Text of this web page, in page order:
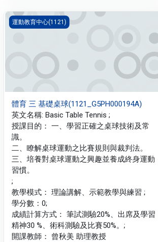
體育 三 基礎桌球(1121_G5PH000194A)
運動教育中心(1121)
體育 三 基礎桌球(1121_G5PH000194A)
英文名稱: Basic Table Tennis ;
授課目的： 一、學習正確之桌球技術及常
識。
二、瞭解桌球運動之比賽規則與裁判法。
三、培養對桌球運動之興趣並養成終身運動
習慣。
;
教學模式： 理論講解、示範教學與練習 ;
學分數：0;
成績計算方式： 筆試測驗20%、出席及學習
精神30 %、術科測驗及比賽50%。;
開課教師： 曾秋美 助理教授